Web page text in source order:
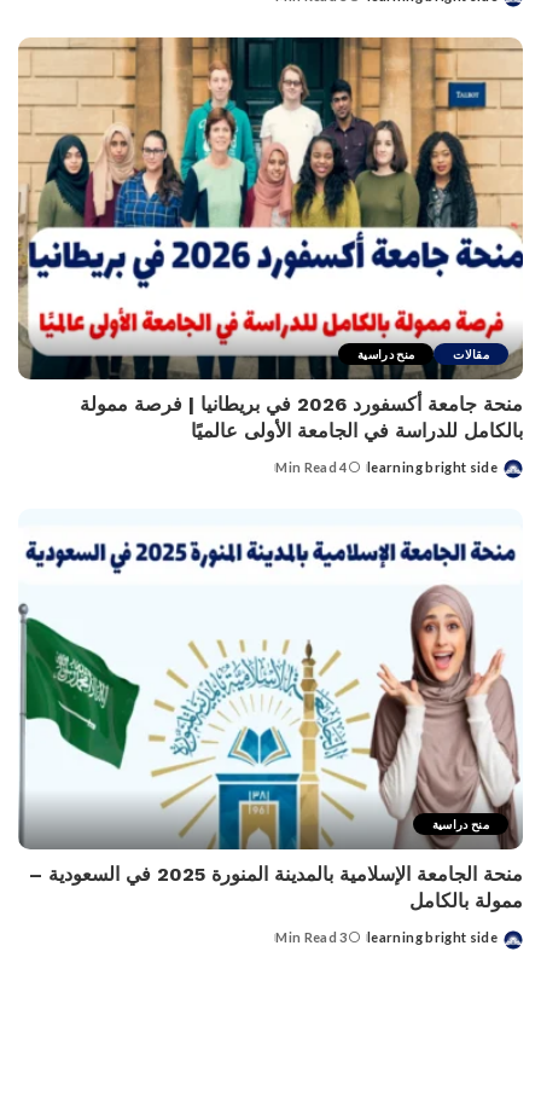
Posted
مقالات منح دراسية
منحة جامعة أكسفورد 2026 في بريطانيا | فرصة ممولة
بالكامل للدراسة في الجامعة الأولى عالميًا
Posted
learning bright side
4 Min Read
منح دراسية
منحة الجامعة الإسلامية بالمدينة المنورة 2025 في السعودية –
ممولة بالكامل
Posted
learning bright side
3 Min Read